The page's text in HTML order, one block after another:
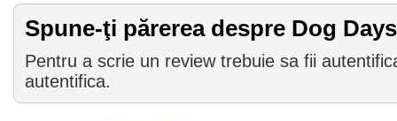
Spune-ţi părerea despre Dog
Pentru a scrie un review trebuie sa fii
autentifica.